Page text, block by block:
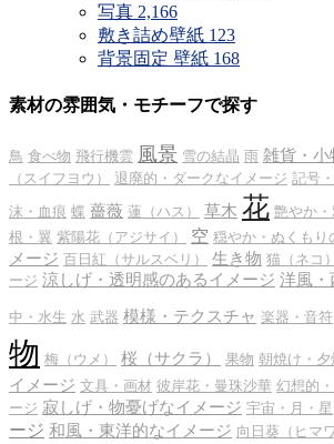
写真 2,166
敷き詰め壁紙 123
背景固定 壁紙 168
素材の雰囲気・モチーフで探す
鳥 食べ物 飛行機雲 風景 雪の結晶 雨 雑貨・小
（スイフヨウ）
退廃的・ダークなイメージ 記号
沫・血痕 蝶 薔薇 蓮（ハス） 草木 花 艶やか
根・翼 紫陽花（アジサイ） 空 穏やか・ぬくもり
メージ 百日紅（サルスベリ） 生き物 猫（ネコ）
ージ 涼しげ・透明感のあるイメージ 洋風・
中・水生 水 武器 模様・テクスチャ 楽器・音符
物 梅（ウメ） 桜（サクラ） 果物 朝焼け・夕
イメージ 文具・画材 彼岸花・曼珠沙華 幻想的
ージ 寂しげ・物憂げなイメージ 宇宙・月・星
ージ 和風・東洋的なイメージ 向日葵（ヒマワ